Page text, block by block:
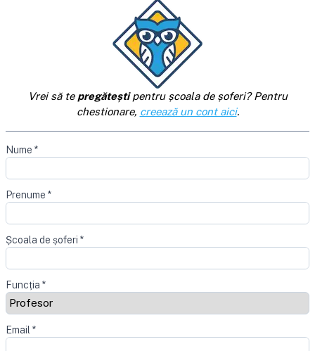
Vrei să te pregăteștipentru școala de șoferi? Pentru
chestionare, creează un cont aici.
Nume *
Prenume *
Școala de șoferi *
Funcția *
Email *